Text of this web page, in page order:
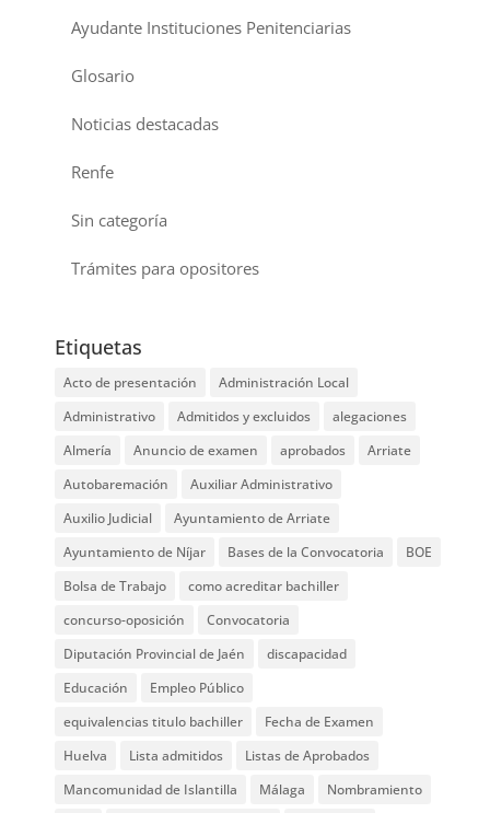
Ayudante Instituciones Penitenciarias
Glosario
Noticias destacadas
Renfe
Sin categoría
Trámites para opositores
Etiquetas
Acto de presentación
Administración Local
Administrativo
Admitidos y excluidos
alegaciones
Almería
Anuncio de examen aprobados
Arriate
Autobaremación
Auxiliar Administrativo
Auxilio Judicial
Ayuntamiento de Arriate
Ayuntamiento de Níjar
Bases de la Convocatoria
BOE
Bolsa de Trabajo
como acreditar bachiller
concurso-oposición
Convocatoria
Diputación Provincial de Jaén
discapacidad
Educación
Empleo Público
equivalencias titulo bachiller
Fecha de Examen
Huelva
Lista admitidos
Listas de Aprobados
Mancomunidad de Islantilla
Málaga
Nombramiento